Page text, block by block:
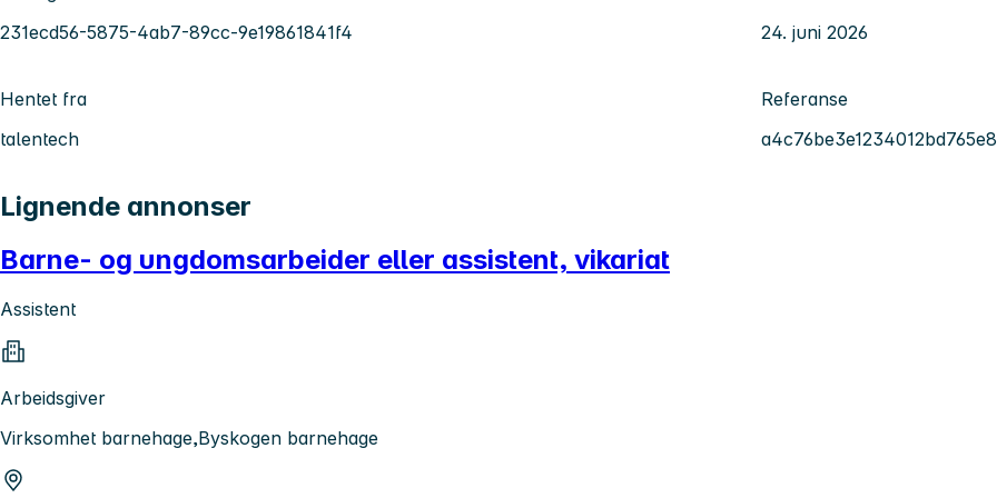
231ecd56-5875-4ab7-89cc-9e19861841f4
24. juni 2026
Hentet fra
talentech
Referanse
Lignende annonser
Barne- og ungdomsarbeider eller assistent, vikariat
Assistent
Arbeidsgiver
Virksomhet barnehage,Byskogen barnehage